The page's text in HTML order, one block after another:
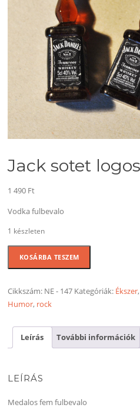
Jack sotet
1 490 Ft
Vodka fulbevalo
1 készleten
fulbevalo
mennyiség
KOSÁRBA TESZEM
Cikkszám: NE - 147 Kategóriák: Ékszer,
Humor, rock
Leírás További információk
LEÍRÁS
Medalos fem fulbevalo